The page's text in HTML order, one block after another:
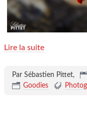
Lire la suite
Par Sébastien Pittet,
Goodies